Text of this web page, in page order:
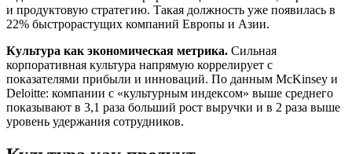
и продуктовую стратегию. Такая должность уже появилась в
22% быстрорастущих компаний Европы и Азии.
Культура как экономическая метрика. Сильная
корпоративная культура напрямую коррелирует с
показателями прибыли и инноваций. По данным McKinsey и
Deloitte: компании с «культурным индексом» выше среднего
показывают в 3,1 раза больший рост выручки и в 2 раза выше
уровень удержания сотрудников.